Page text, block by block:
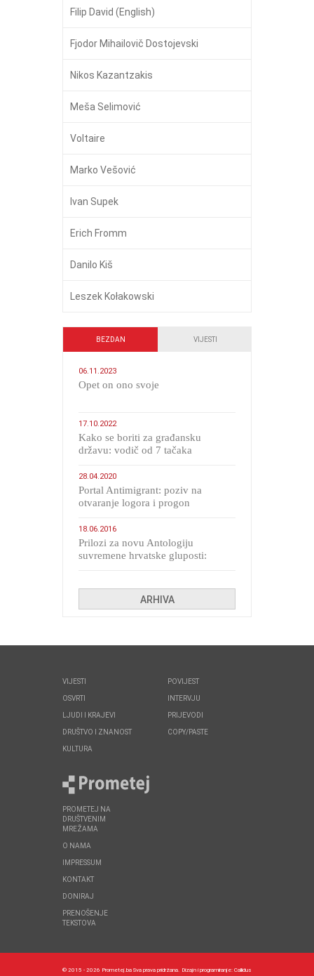
Filip David (English)
Fjodor Mihailovič Dostojevski
Nikos Kazantzakis
Meša Selimović
Voltaire
Marko Vešović
Ivan Supek
Erich Fromm
Danilo Kiš
Leszek Kołakowski
BEZDAN VIJESTI
06.11.2023
​Opet on ono svoje
17.10.2022
Kako se boriti za građansku
državu: vodič od 7 tačaka
28.04.2020
Portal Antimigrant: poziv na
otvaranje logora i progon
18.06.2016
Prilozi za novu Antologiju
suvremene hrvatske gluposti:
ARHIVA
VIJESTI
OSVRTI
LJUDI I KRAJEVI
DRUŠTVO I ZNANOST
KULTURA
POVIJEST
INTERVJU
PRIJEVODI
COPY/PASTE
PROMETEJ NA
DRUŠTVENIM
MREŽAMA
O NAMA
IMPRESSUM
KONTAKT
DONIRAJ
PRENOŠENJE
TEKSTOVA
© 2015 - 2026 Prometej.ba Sva prava pridržana. Dizajn i programiranje: Callidus